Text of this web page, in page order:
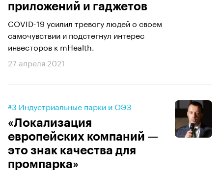
приложений и гаджетов
COVID-19 усилил тревогу людей о своем
самочувствии и подстегнул интерес
инвесторов к mHealth.
27 апреля 2021
#3 Индустриальные парки и ОЭЗ
«Локализация
европейских компаний —
это знак качества для
промпарка»